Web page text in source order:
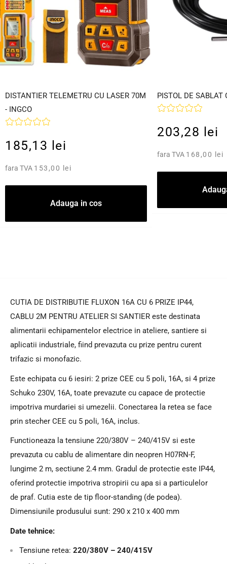
DISTANTIER TELEMETRU CU LASER 70M
- INGCO
185,13 lei
fara TVA 153,00 lei
Adauga in cos
PISTOL DE SABLAT
203,28 lei
fara TVA 168,00 lei
CUTIA DE DISTRIBUTIE FLUXON 16A CU 6 PRIZE IP44,
CABLU 2M PENTRU ATELIER SI SANTIER este destinata
alimentarii echipamentelor electrice in ateliere, santiere si
aplicatii industriale, fiind prevazuta cu prize pentru curent
trifazic si monofazic.
Este echipata cu 6 iesiri: 2 prize CEE cu 5 poli, 16A, si 4 prize
Schuko 230V, 16A, toate prevazute cu capace de protectie
impotriva murdariei si umezelii. Conectarea la retea se face
prin stecher CEE cu 5 poli, 16A, inclus.
Functioneaza la tensiune 220/380V – 240/415V si este
prevazuta cu cablu de alimentare din neopren H07RN-F,
lungime 2 m, sectiune 2.4 mm. Gradul de protectie este IP44,
oferind protectie impotriva stropirii cu apa si a particulelor
de praf. Cutia este de tip floor-standing (de podea).
Dimensiunile produsului sunt: 290 x 210 x 400 mm
Date tehnice:
Tensiune retea: 220/380V – 240/415V